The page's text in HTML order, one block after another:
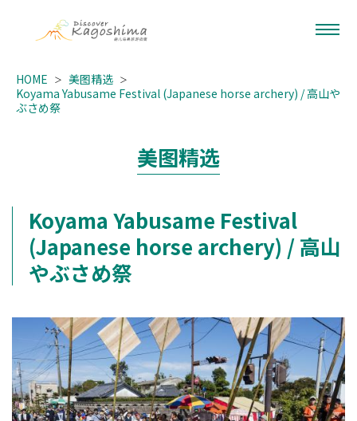
HOME
美图精选
Koyama Yabusame Festival (Japanese horse archery) / 高山や
ぶさめ祭
美图精选
Koyama Yabusame Festival
(Japanese horse archery) / 高山
やぶさめ祭